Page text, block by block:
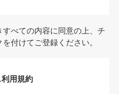
べての内容に同意の上、チ
付けてご登録ください。
用規約